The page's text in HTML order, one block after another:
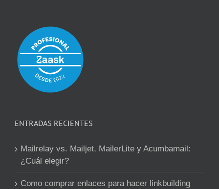
ENTRADAS RECIENTES
Mailrelay vs. Mailjet, MailerLite y Acumbamail:
¿Cuál elegir?
Como comprar enlaces para hacer linkbuilding